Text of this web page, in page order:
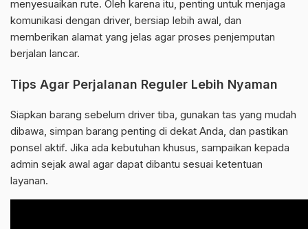
menyesuaikan rute. Oleh karena itu, penting untuk menjaga
komunikasi dengan driver, bersiap lebih awal, dan
memberikan alamat yang jelas agar proses penjemputan
berjalan lancar.
Tips Agar Perjalanan Reguler Lebih Nyaman
Siapkan barang sebelum driver tiba, gunakan tas yang mudah
dibawa, simpan barang penting di dekat Anda, dan pastikan
ponsel aktif. Jika ada kebutuhan khusus, sampaikan kepada
admin sejak awal agar dapat dibantu sesuai ketentuan
layanan.